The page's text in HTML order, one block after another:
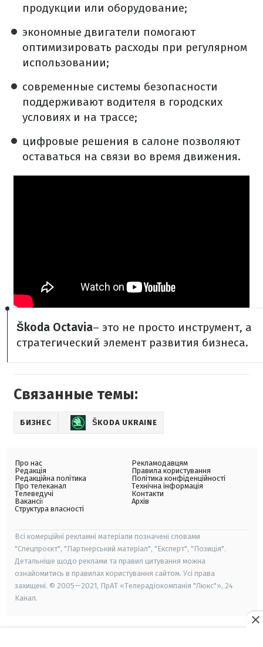
продукции или оборудование;
экономные двигатели помогают
оптимизировать расходы при регулярном
использовании;
современные системы безопасности
поддерживают водителя в городских
условиях и на трассе;
цифровые решения в салоне позволяют
оставаться на связи во время движения.
Škoda Octavia– это не просто инструмент, а
стратегический элемент развития бизнеса.
Связанные темы:
БИЗНЕС ŠKODA UKRAINE
Про нас
Редакція
Редакційна політика
Про телеканал
Телеведучі
Вакансії
Структура власності
Рекламодавцям
Правила користування
Політика конфіденційності
Технічна інформація
Контакти
Архів
Всі комерційні рекламні матеріали позначені словами
"Спецпроєкт", "Партнерський матеріал", "Експерт", "Позиція".
Детальніше щодо реклами та правил цитування можна
ознайомитись в правилах користування сайтом. Усі права
захищені. © 2005—2021, ПрАТ «Телерадіокомпанія "Люкс"», 24
Канал.